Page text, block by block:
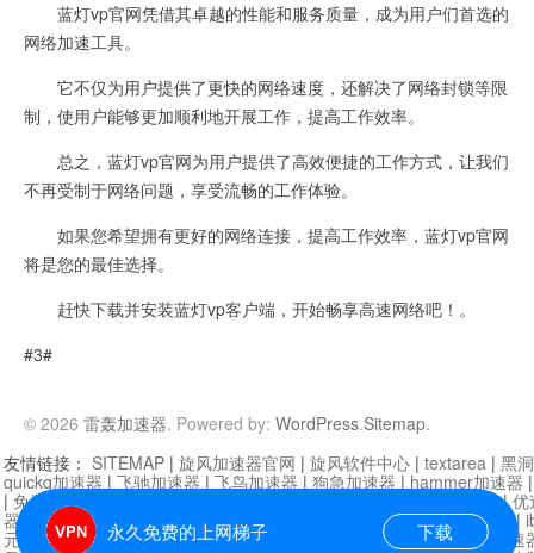
蓝灯vp官网凭借其卓越的性能和服务质量，成为用户们首选的
网络加速工具。
它不仅为用户提供了更快的网络速度，还解决了网络封锁等限
制，使用户能够更加顺利地开展工作，提高工作效率。
总之，蓝灯vp官网为用户提供了高效便捷的工作方式，让我们
不再受制于网络问题，享受流畅的工作体验。
如果您希望拥有更好的网络连接，提高工作效率，蓝灯vp官网
将是您的最佳选择。
赶快下载并安装蓝灯vp客户端，开始畅享高速网络吧！。
#3#
© 2026 雷轰加速器. Powered by: WordPress.Sitemap.
永久免费的上网梯子 下载
友情链接： SITEMAP | 旋风加速器官网 | 旋风软件中心 | textarea | 黑
quickq加速器 | 飞驰加速器 | 飞鸟加速器 | 狗急加速器 | hammer加速器
| 免费vqn加速外网 迷雾通|优
器| 快柠檬加速器 |黑洞加速 |falemon 快橙加速器|anycast加速器 |
元机场加速器 |一元机场|老王加速器 | 白石山|
小牛加速